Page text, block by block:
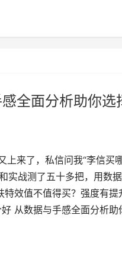
全面分析助你选
来了，私信问我“李信买
实战测了五十多把，用数
效值不值得买？强度有
从数据与手感全面分析助